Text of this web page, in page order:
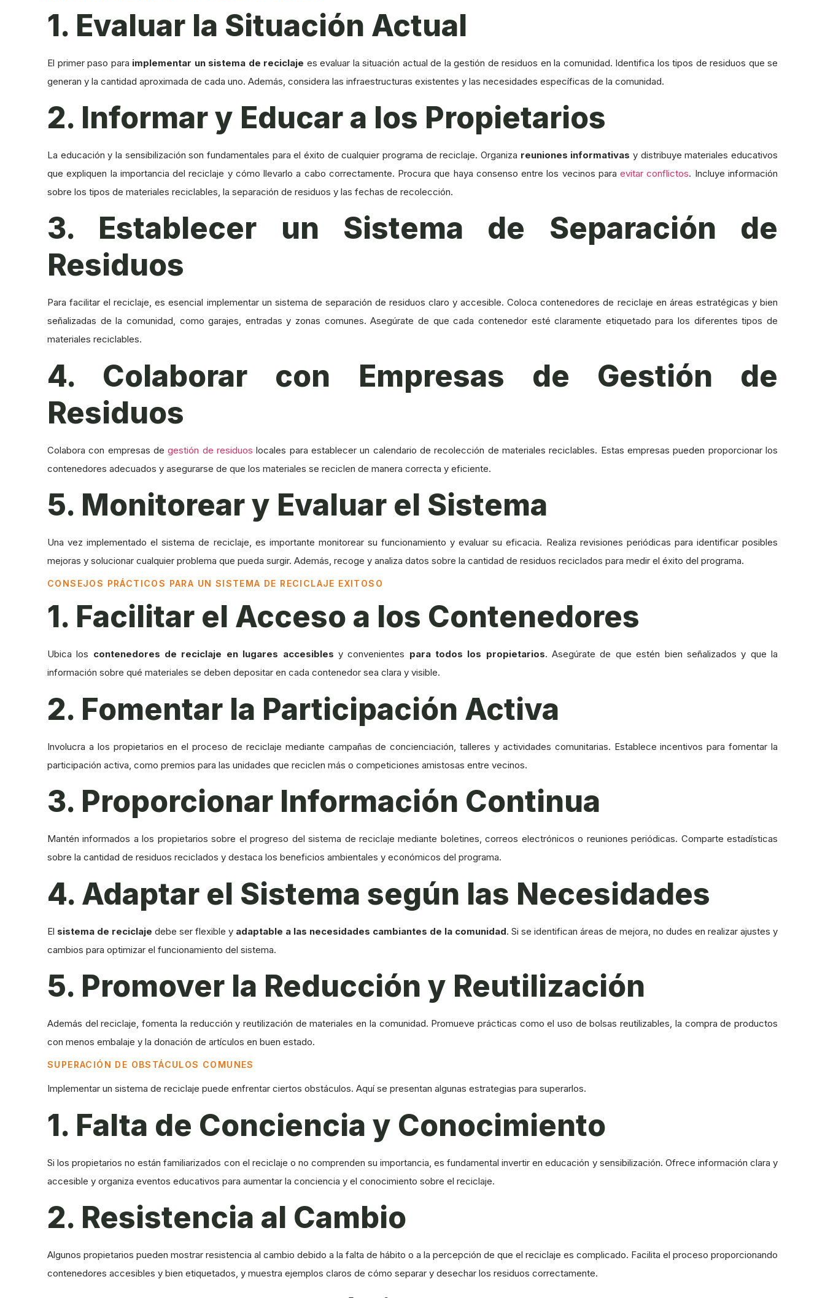
1. Evaluar la Situación Actual
El primer paso para implementar un sistema de reciclaje es evaluar la situación actual de la gestión de residuos en la comunidad. Identifica los tipos de residuos que se
generan y la cantidad aproximada de cada uno. Además, considera las infraestructuras existentes y las necesidades específicas de la comunidad.
2. Informar y Educar a los Propietarios
La educación y la sensibilización son fundamentales para el éxito de cualquier programa de reciclaje. Organiza reuniones informativas y distribuye materiales educativos
que expliquen la importancia del reciclaje y cómo llevarlo a cabo correctamente. Procura que haya consenso entre los vecinos paraevitar conflictos. Incluye información
sobre los tipos de materiales reciclables, la separación de residuos y las fechas de recolección.
3. Establecer un Sistema de Separación de
Residuos
Para facilitar el reciclaje, es esencial implementar un sistema de separación de residuos claro y accesible. Coloca contenedores de reciclaje en áreas estratégicas y bien
señalizadas de la comunidad, como garajes, entradas y zonas comunes. Asegúrate de que cada contenedor esté claramente etiquetado para los diferentes tipos de
materiales reciclables.
4. Colaborar con Empresas de Gestión de
Residuos
Colabora con empresas degestión de residuos locales para establecer un calendario de recolección de materiales reciclables. Estas empresas pueden proporcionar los
contenedores adecuados y asegurarse de que los materiales se reciclen de manera correcta y eficiente.
5. Monitorear y Evaluar el Sistema
Una vez implementado el sistema de reciclaje, es importante monitorear su funcionamiento y evaluar su eficacia. Realiza revisiones periódicas para identificar posibles
mejoras y solucionar cualquier problema que pueda surgir. Además, recoge y analiza datos sobre la cantidad de residuos reciclados para medir el éxito del programa.
CONSEJOS PRÁCTICOS PARA UN SISTEMA DE RECICLAJE EXITOSO
1. Facilitar el Acceso a los Contenedores
Ubica los contenedores de reciclaje en lugares accesibles y convenientes para todos los propietarios. Asegúrate de que estén bien señalizados y que la
información sobre qué materiales se deben depositar en cada contenedor sea clara y visible.
2. Fomentar la Participación Activa
Involucra a los propietarios en el proceso de reciclaje mediante campañas de concienciación, talleres y actividades comunitarias. Establece incentivos para fomentar la
participación activa, como premios para las unidades que reciclen más o competiciones amistosas entre vecinos.
3. Proporcionar Información Continua
Mantén informados a los propietarios sobre el progreso del sistema de reciclaje mediante boletines, correos electrónicos o reuniones periódicas. Comparte estadísticas
sobre la cantidad de residuos reciclados y destaca los beneficios ambientales y económicos del programa.
4. Adaptar el Sistema según las Necesidades
El sistema de reciclaje debe ser flexible y adaptable a las necesidades cambiantes de la comunidad. Si se identifican áreas de mejora, no dudes en realizar ajustes y
cambios para optimizar el funcionamiento del sistema.
5. Promover la Reducción y Reutilización
Además del reciclaje, fomenta la reducción y reutilización de materiales en la comunidad. Promueve prácticas como el uso de bolsas reutilizables, la compra de productos
con menos embalaje y la donación de artículos en buen estado.
SUPERACIÓN DE OBSTÁCULOS COMUNES
Implementar un sistema de reciclaje puede enfrentar ciertos obstáculos. Aquí se presentan algunas estrategias para superarlos.
1. Falta de Conciencia y Conocimiento
Si los propietarios no están familiarizados con el reciclaje o no comprenden su importancia, es fundamental invertir en educación y sensibilización. Ofrece información clara y
accesible y organiza eventos educativos para aumentar la conciencia y el conocimiento sobre el reciclaje.
2. Resistencia al Cambio
Algunos propietarios pueden mostrar resistencia al cambio debido a la falta de hábito o a la percepción de que el reciclaje es complicado. Facilita el proceso proporcionando
contenedores accesibles y bien etiquetados, y muestra ejemplos claros de cómo separar y desechar los residuos correctamente.